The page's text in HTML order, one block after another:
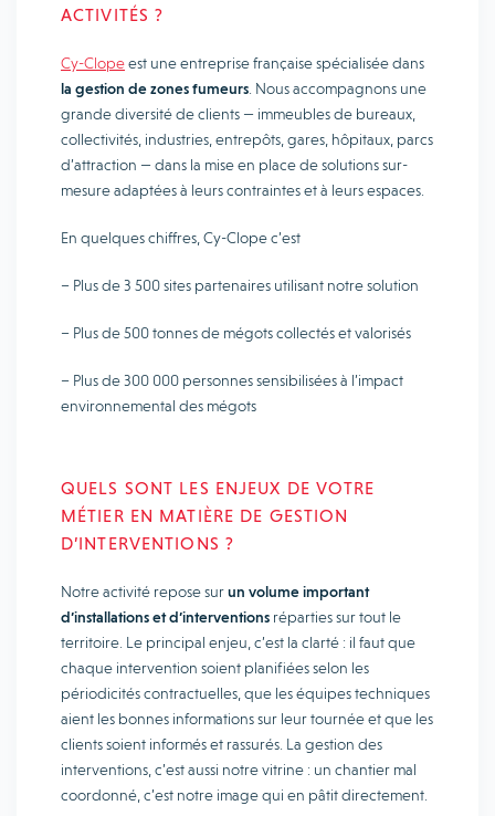
ACTIVITÉS ?
Cy-Clopeest une entreprise française spécialisée dans
la gestion de zones fumeurs . Nous accompagnons une
grande diversité de clients — immeubles de bureaux,
collectivités, industries, entrepôts, gares, hôpitaux, parcs
d’attraction — dans la mise en place de solutions sur-
mesure adaptées à leurs contraintes et à leurs espaces.
En quelques chiffres, Cy-Clope c’est
– Plus de 3 500 sites partenaires utilisant notre solution
– Plus de 500 tonnes de mégots collectés et valorisés
– Plus de 300 000 personnes sensibilisées à l’impact
environnemental des mégots
QUELS SONT LES ENJEUX DE VOTRE
MÉTIER EN MATIÈRE DE GESTION
D’INTERVENTIONS ?
Notre activité repose surun volume important
d’installations et d’interventions réparties sur tout le
territoire. Le principal enjeu, c’est la clarté : il faut que
chaque intervention soient planifiées selon les
périodicités contractuelles, que les équipes techniques
aient les bonnes informations sur leur tournée et que les
clients soient informés et rassurés. La gestion des
interventions, c’est aussi notre vitrine : un chantier mal
coordonné, c’est notre image qui en pâtit directement.